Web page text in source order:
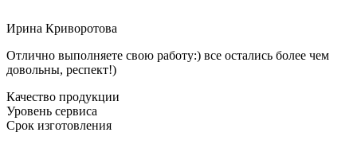
Ирина Криворотова
Отлично выполняете свою работу:) все остались более чем
довольны, респект!)
Качество продукции
Уровень сервиса
Срок изготовления